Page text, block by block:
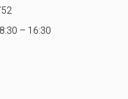
– 16:30